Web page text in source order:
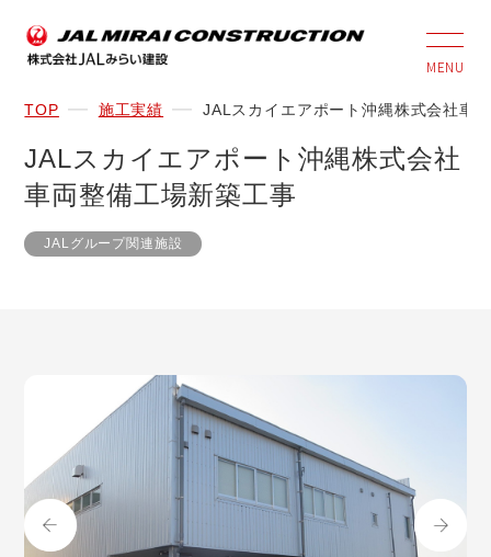
MENU
TOP 施工実績 JALスカイエアポート沖縄株式会社車
JALスカイエアポート沖縄株式会社
車両整備工場新築工事
JALグループ関連施設